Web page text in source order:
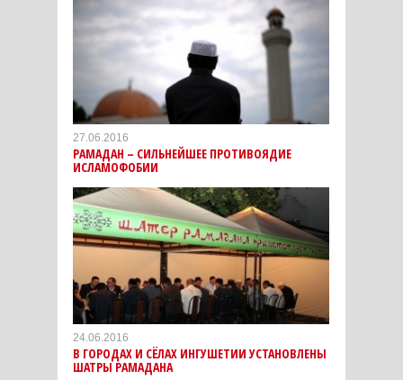
27.06.2016
РАМАДАН – СИЛЬНЕЙШЕЕ ПРОТИВОЯДИЕ
ИСЛАМОФОБИИ
24.06.2016
В ГОРОДАХ И СЁЛАХ ИНГУШЕТИИ УСТАНОВЛЕНЫ
ШАТРЫ РАМАДАНА